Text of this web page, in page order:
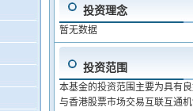
投资理念
暂无数据
投资范围
本基金的投资范围主要为具有
与香港股票市场交易互联互通